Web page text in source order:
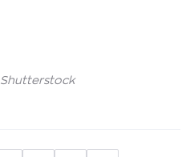
Shutterstock